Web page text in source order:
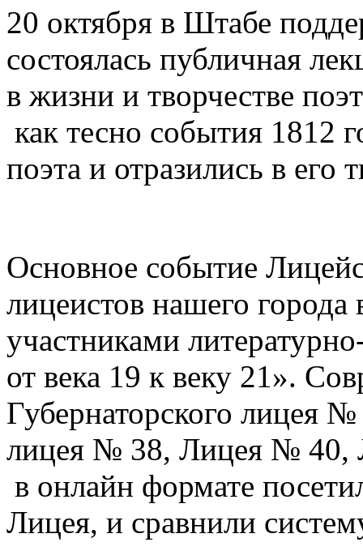
20 октября в Штабе
состоялась публичная
в жизни и творчестве
как тесно события 1812
поэта и отразились в его
Основное событие
лицеистов нашего города
участниками
от века 19 к веку 21».
Губернаторского лицея
лицея № 38, Лицея №
в онлайн формате
Лицея, и сравнили